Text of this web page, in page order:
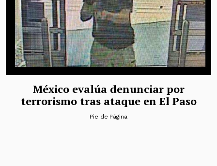
México evalúa denunciar por
terrorismo tras ataque en El Paso
Pie de Página